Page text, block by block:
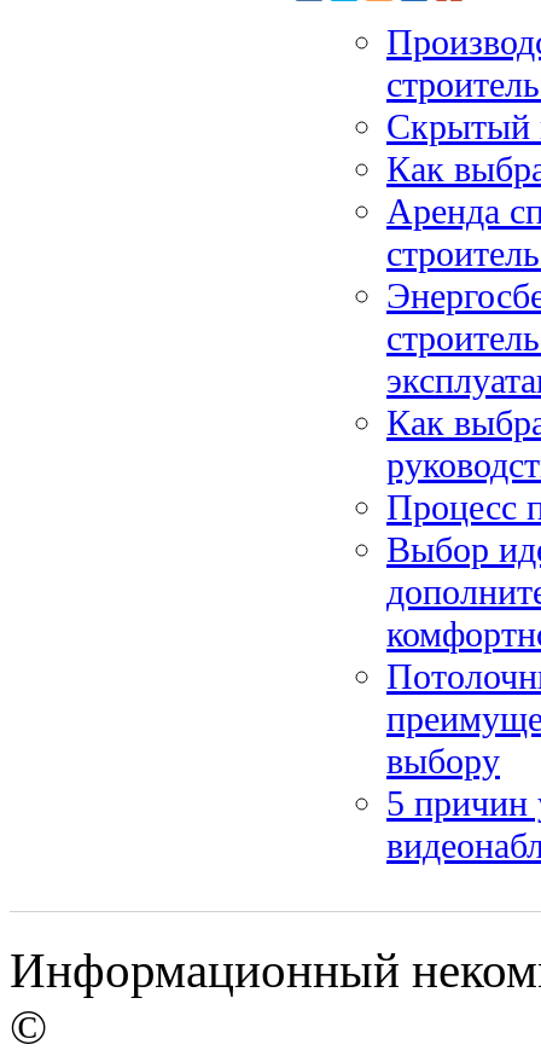
Скрытый
Как
Аренда
Как
Процесс
Выбор
выбору
5 причин
Информационный
©